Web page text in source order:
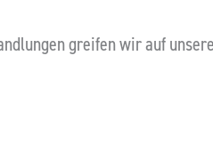
greifen wir auf